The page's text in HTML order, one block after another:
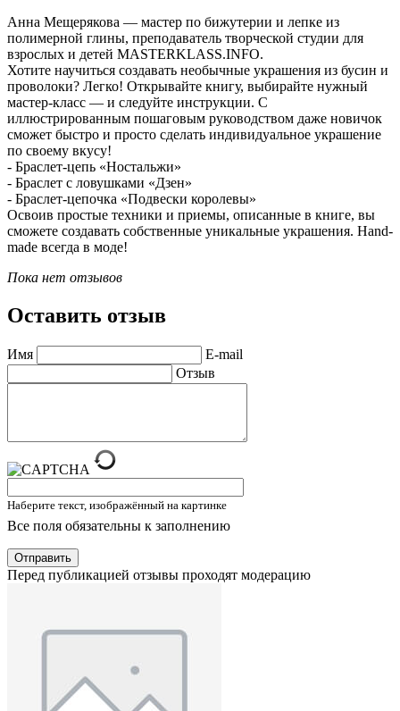
Анна Мещерякова — мастер по бижутерии и лепке из
полимерной глины, преподаватель творческой студии для
взрослых и детей MASTERKLASS.INFO.
Хотите научиться создавать необычные украшения из бусин и
проволоки? Легко! Открывайте книгу, выбирайте нужный
мастер-класс — и следуйте инструкции. С
иллюстрированным пошаговым руководством даже новичок
сможет быстро и просто сделать индивидуальное украшение
по своему вкусу!
- Браслет-цепь «Ностальжи»
- Браслет с ловушками «Дзен»
- Браслет-цепочка «Подвески королевы»
Освоив простые техники и приемы, описанные в книге, вы
сможете создавать собственные уникальные украшения. Hand-
made всегда в моде!
Пока нет отзывов
Оставить отзыв
Имя
E-mail
Отзыв
Наберите текст, изображённый на картинке
Все поля обязательны к заполнению
Отправить
Перед публикацией отзывы проходят модерацию